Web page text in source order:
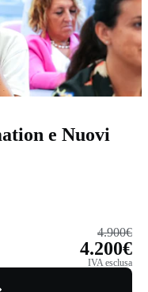
e Nuovi
4.900€
4.200€
IVA esclusa